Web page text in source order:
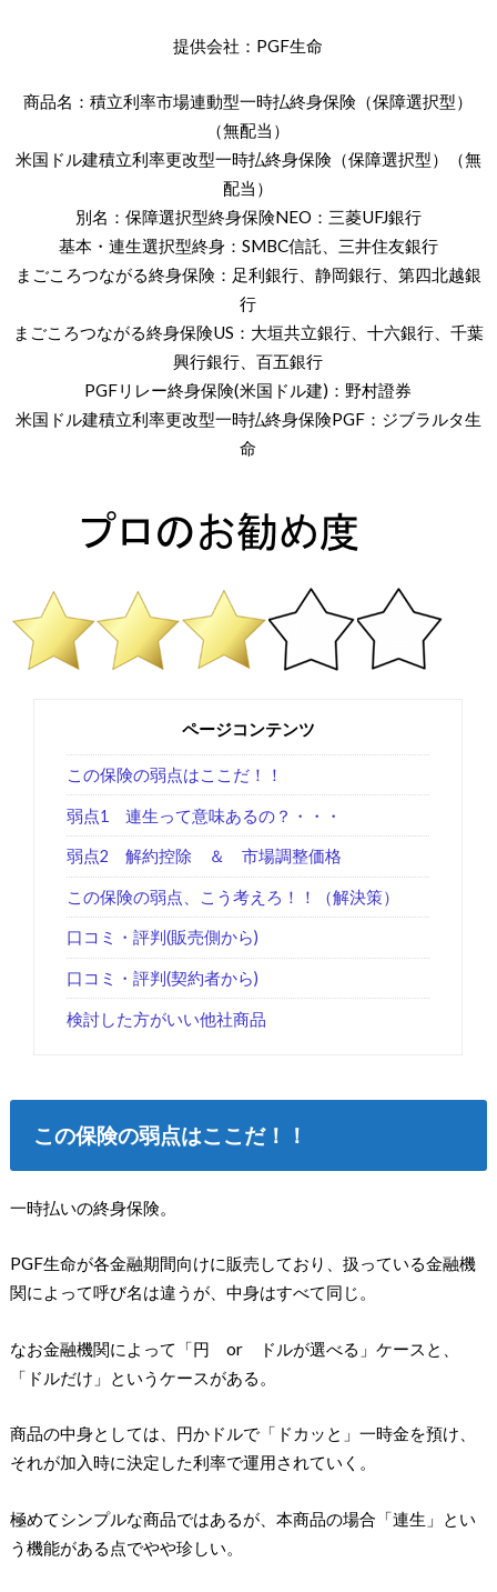
提供会社：PGF生命
商品名：積立利率市場連動型一時払終身保険（保障選択型）
（無配当）
米国ドル建積立利率更改型一時払終身保険（保障選択型）（無
配当）
別名：保障選択型終身保険NEO：三菱UFJ銀行
基本・連生選択型終身：SMBC信託、三井住友銀行
まごころつながる終身保険：足利銀行、静岡銀行、第四北越銀
行
まごころつながる終身保険US：大垣共立銀行、十六銀行、千葉
興行銀行、百五銀行
PGFリレー終身保険(米国ドル建)：野村證券
米国ドル建積立利率更改型一時払終身保険PGF：ジブラルタ生
命
ページコンテンツ
この保険の弱点はここだ！！
弱点1 連生って意味あるの？・・・
弱点2 解約控除 ＆ 市場調整価格
この保険の弱点、こう考えろ！！（解決策）
口コミ・評判(販売側から)
口コミ・評判(契約者から)
検討した方がいい他社商品
この保険の弱点はここだ！！
一時払いの終身保険。
PGF生命が各金融期間向けに販売しており、扱っている金融機
関によって呼び名は違うが、中身はすべて同じ。
なお金融機関によって「円 or ドルが選べる」ケースと、
「ドルだけ」というケースがある。
商品の中身としては、円かドルで「ドカッと」一時金を預け、
それが加入時に決定した利率で運用されていく。
極めてシンプルな商品ではあるが、本商品の場合「連生」とい
う機能がある点でやや珍しい。